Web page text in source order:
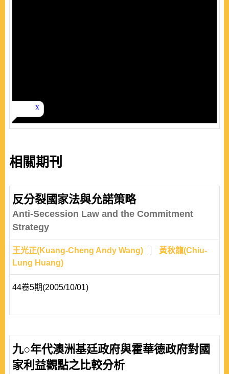
相關期刊
反分裂國家法與允諾策略
Anti-Secession Law and the Commitment
Strategy
王光正(Kuang-Cheng Andy Wang)
黃秋龍(Chiu-
Lung Huang)
44卷5期(2005/10/01)
九○年代澳洲基廷政府與霍華德政府對國
家利益觀點之比較分析